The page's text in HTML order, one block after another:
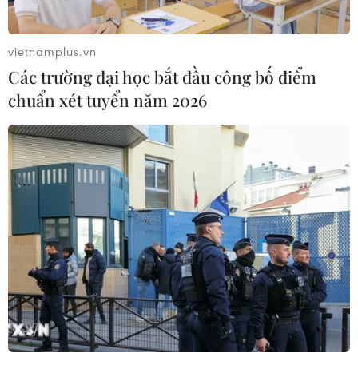
vietnamplus.vn
Các trường đại học bắt đầu công bố điểm
chuẩn xét tuyển năm 2026